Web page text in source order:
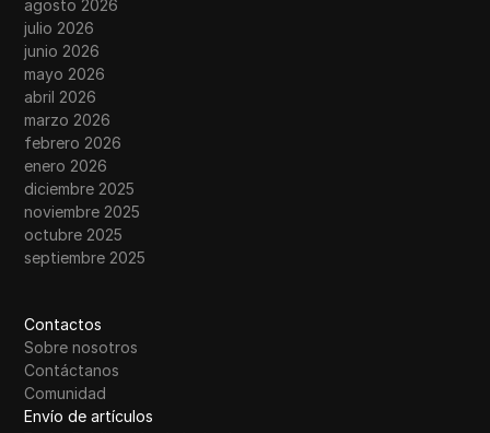
agosto 2026
julio 2026
junio 2026
mayo 2026
abril 2026
marzo 2026
febrero 2026
enero 2026
diciembre 2025
noviembre 2025
octubre 2025
septiembre 2025
Contactos
Sobre nosotros
Contáctanos
Comunidad
Envío de artículos